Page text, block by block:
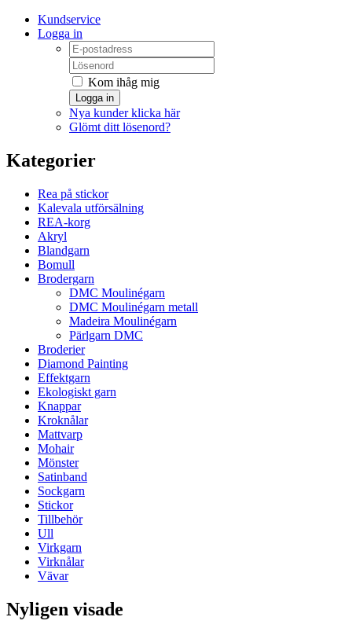
Kundservice
Logga in
Kom ihåg mig
Logga in
Nya kunder klicka här
Glömt ditt lösenord?
Kategorier
Rea på stickor
Kalevala utförsälning
REA-korg
Akryl
Blandgarn
Bomull
Brodergarn
DMC Moulinégarn
DMC Moulinégarn metall
Madeira Moulinégarn
Pärlgarn DMC
Broderier
Diamond Painting
Effektgarn
Ekologiskt garn
Knappar
Kroknålar
Mattvarp
Mohair
Mönster
Satinband
Sockgarn
Stickor
Tillbehör
Ull
Virkgarn
Virknålar
Vävar
Nyligen visade